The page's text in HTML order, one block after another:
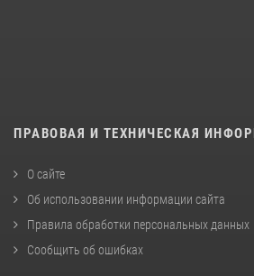
ПРАВОВАЯ И ТЕХНИЧЕСКАЯ
О сайте
Об использовании информации сайта
Правила обработки персональных данных
Сообщить об ошибках